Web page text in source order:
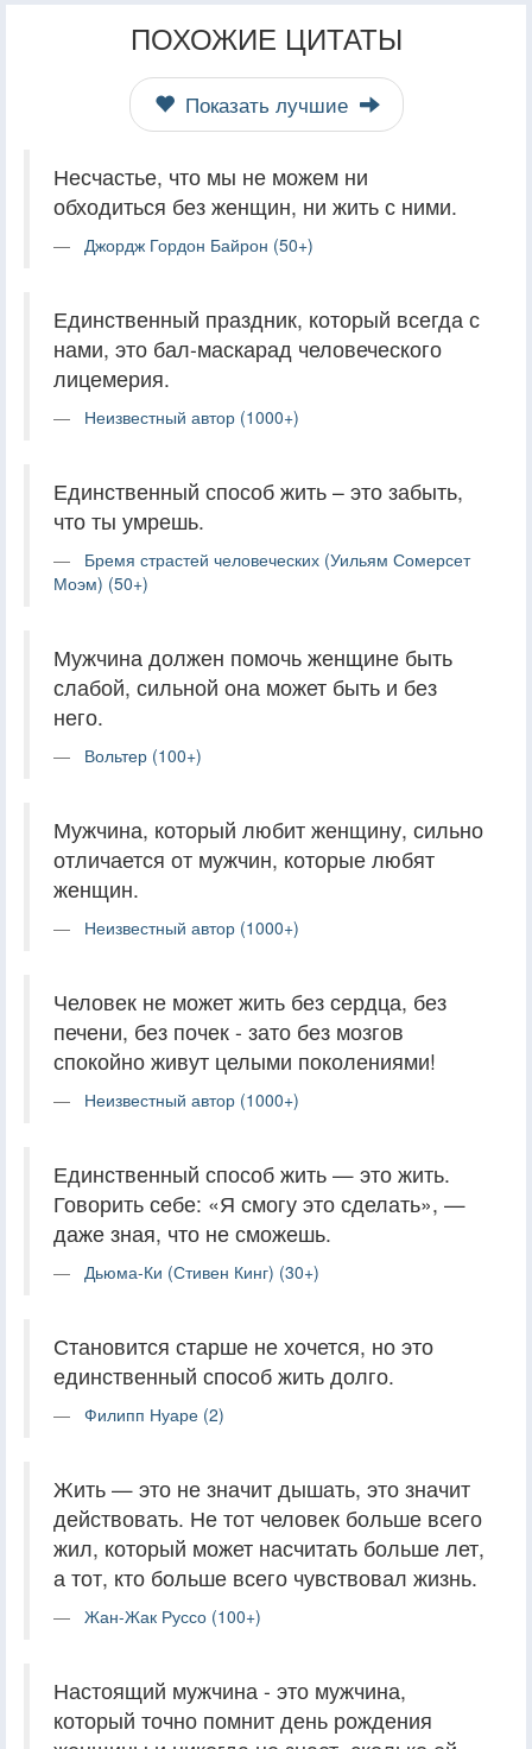
ПОХОЖИЕ ЦИТАТЫ
Показать лучшие
Несчастье, что мы не можем ни
обходиться без женщин, ни жить с ними.
Джордж Гордон Байрон (50+)
Единственный праздник, который всегда с
нами, это бал-маскарад человеческого
лицемерия.
Неизвестный автор (1000+)
Единственный способ жить – это забыть,
что ты умрешь.
Бремя страстей человеческих (Уильям Сомерсет
Моэм) (50+)
Мужчина должен помочь женщине быть
слабой, сильной она может быть и без
него.
Вольтер (100+)
Мужчина, который любит женщину, сильно
отличается от мужчин, которые любят
женщин.
Неизвестный автор (1000+)
Человек не может жить без сердца, без
печени, без почек - зато без мозгов
спокойно живут целыми поколениями!
Неизвестный автор (1000+)
Единственный способ жить — это жить.
Говорить себе: «Я смогу это сделать», —
даже зная, что не сможешь.
Дьюма-Ки (Стивен Кинг) (30+)
Становится старше не хочется, но это
единственный способ жить долго.
Филипп Нуаре (2)
Жить — это не значит дышать, это значит
действовать. Не тот человек больше всего
жил, который может насчитать больше лет,
а тот, кто больше всего чувствовал жизнь.
Жан-Жак Руссо (100+)
Настоящий мужчина - это мужчина,
который точно помнит день рождения